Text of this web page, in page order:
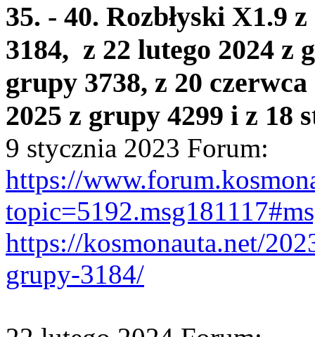
35. - 40. Rozbłyski X1.9
3184, z 22 lutego 2024 z
grupy 3738, z 20
2025 z grupy 4299 i z 18
9 stycznia 2023 Forum:
https://
https://kosmonauta.net/
grupy-3184/